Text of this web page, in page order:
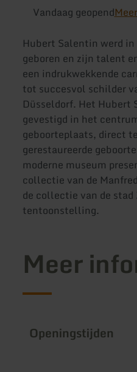
Vandaag geopend
Hubert Salentin werd
geboren en zijn talent
een indrukwekkende
tot succesvol schilder
Düsseldorf. Het Hubert
gevestigd in het
geboorteplaats, direct
gerestaureerde
moderne museum
collectie van de
de collectie van de
tentoonstelling.
Meer
Openingstijden